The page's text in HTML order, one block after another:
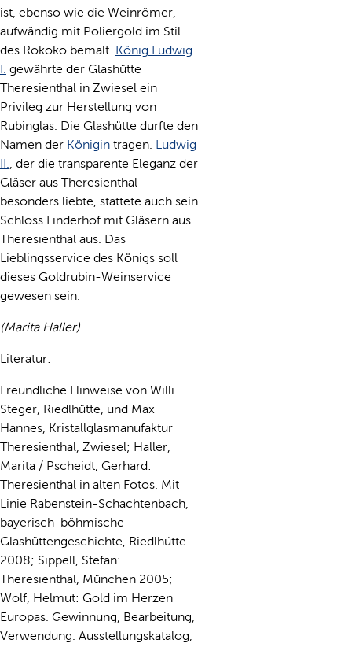
ist, ebenso wie die Weinrömer,
aufwändig mit Poliergold im Stil
des Rokoko bemalt. König Ludwig
I. gewährte der Glashütte
Theresienthal in Zwiesel ein
Privileg zur Herstellung von
Rubinglas. Die Glashütte durfte den
Namen der Königin tragen. Ludwig
II.
, der die transparente Eleganz der
Gläser aus Theresienthal
besonders liebte, stattete auch sein
Schloss Linderhof mit Gläsern aus
Theresienthal aus. Das
Lieblingsservice des Königs soll
dieses Goldrubin-Weinservice
gewesen sein.
(Marita Haller)
Literatur:
Freundliche Hinweise von Willi
Steger, Riedlhütte, und Max
Hannes, Kristallglasmanufaktur
Theresienthal, Zwiesel; Haller,
Marita / Pscheidt, Gerhard:
Theresienthal in alten Fotos. Mit
Linie Rabenstein-Schachtenbach,
bayerisch-böhmische
Glashüttengeschichte, Riedlhütte
2008; Sippell, Stefan:
Theresienthal, München 2005;
Wolf, Helmut: Gold im Herzen
Europas. Gewinnung, Bearbeitung,
Verwendung. Ausstellungskatalog,